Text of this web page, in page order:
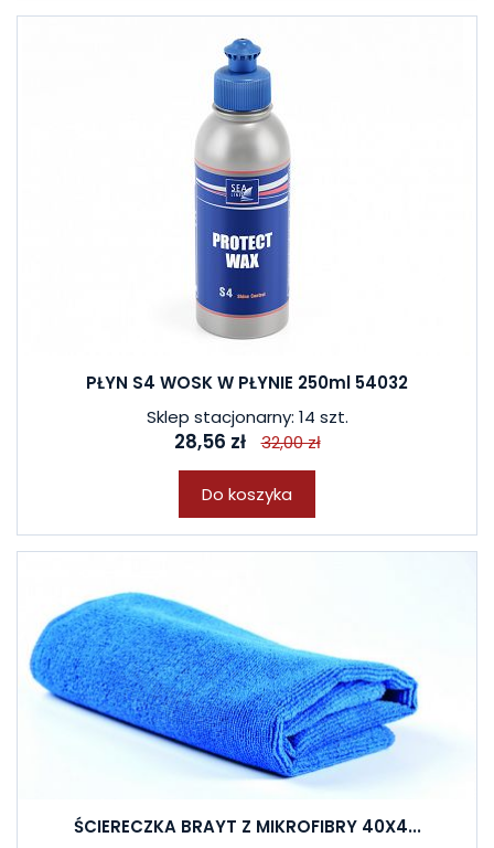
PŁYN S4 WOSK W PŁYNIE 250ml 54032
Sklep stacjonarny: 14 szt.
28,56 zł 32,00 zł
Do koszyka
ŚCIERECZKA BRAYT Z MIKROFIBRY 40X4...